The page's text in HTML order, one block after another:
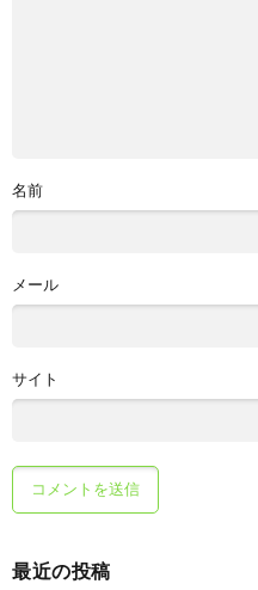
名前
メール
サイト
最近の投稿